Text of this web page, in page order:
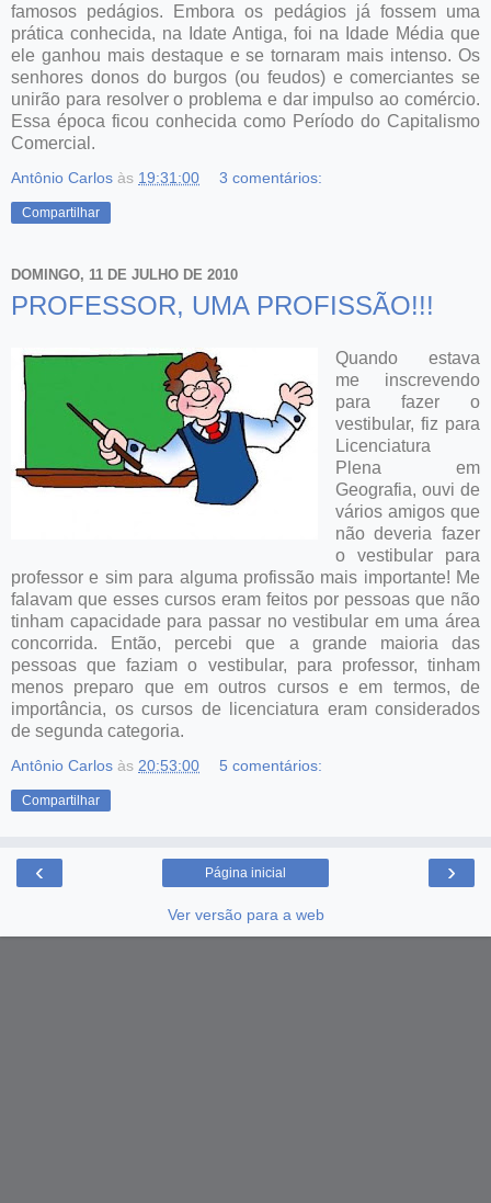
famosos pedágios. Embora os pedágios já fossem uma
prática conhecida, na Idate Antiga, foi na Idade Média que
ele ganhou mais destaque e se tornaram mais intenso. Os
senhores donos do burgos (ou feudos) e comerciantes se
unirão para resolver o problema e dar impulso ao comércio.
Essa época ficou conhecida como Período do Capitalismo
Comercial.
Antônio Carlos às 19:31:00 3 comentários:
Compartilhar
DOMINGO, 11 DE JULHO DE 2010
PROFESSOR, UMA PROFISSÃO!!!
Quando estava
me inscrevendo
para fazer o
vestibular, fiz para
Licenciatura
Plena em
Geografia, ouvi de
vários amigos que
não deveria fazer
o vestibular para
professor e sim para alguma profissão mais importante! Me
falavam que esses cursos eram feitos por pessoas que não
tinham capacidade para passar no vestibular em uma área
concorrida. Então, percebi que a grande maioria das
pessoas que faziam o vestibular, para professor, tinham
menos preparo que em outros cursos e em termos, de
importância, os cursos de licenciatura eram considerados
de segunda categoria.
Antônio Carlos às 20:53:00 5 comentários:
Compartilhar
‹ ›
Página inicial
Ver versão para a web